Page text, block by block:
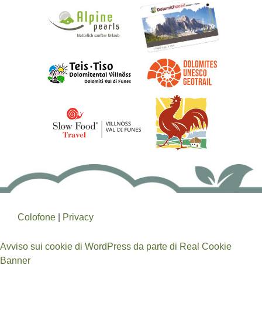
Colofone Privacy
Avviso sui cookie di WordPress da parte di Real Cookie
Banner